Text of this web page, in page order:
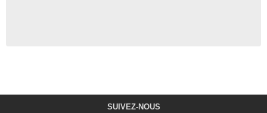
SUIVEZ-NOUS